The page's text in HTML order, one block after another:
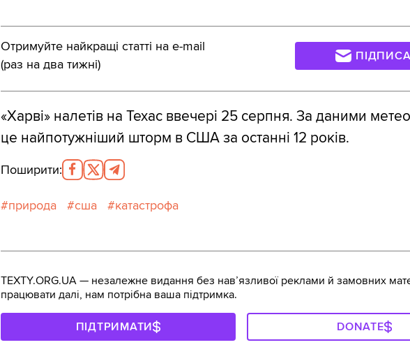
Отримуйте найкращі статті на e-mail
(раз на два тижні)
«Харві» налетів на Техас ввечері 25 серпня. За даними
це найпотужніший шторм в США за останні 12 років.
Поширити:
природа сша катастрофа
TEXTY.ORG.UA — незалежне видання без навʼязливої реклами й замовних
працювати далі, нам потрібна ваша підтримка.
ПІДТРИМАТИ DONATE